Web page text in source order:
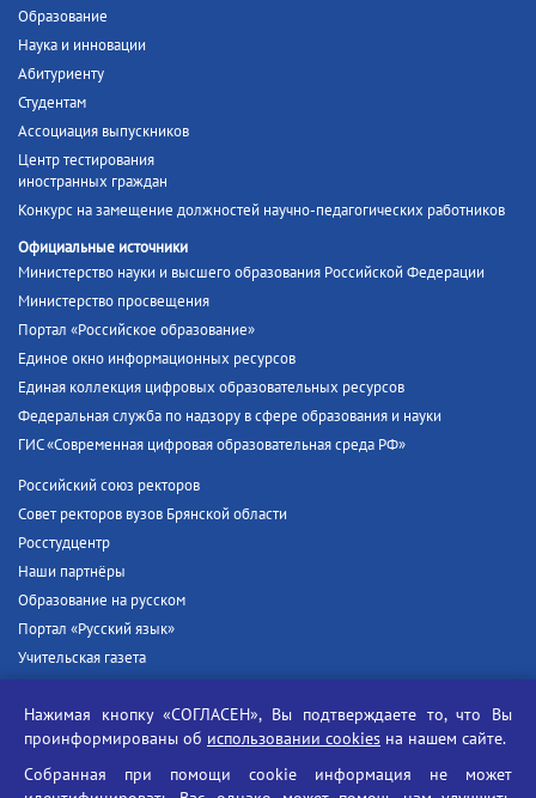
Образование
Наука и инновации
Абитуриенту
Студентам
Ассоциация выпускников
Центр тестирования
иностранных граждан
Конкурс на замещение должностей научно-педагогических работников
Официальные источники
Министерство науки и высшего образования Российской Федерации
Министерство просвещения
Портал «Российское образование»
Единое окно информационных ресурсов
Единая коллекция цифровых образовательных ресурсов
Федеральная служба по надзору в сфере образования и науки
ГИС «Современная цифровая образовательная среда РФ»
Российский союз ректоров
Совет ректоров вузов Брянской области
Росстудцентр
Наши партнёры
Образование на русском
Портал «Русский язык»
Учительская газета
Единый портал государственных услуг
Противодействие угрозам информационной безопасности
Нажимая кнопку «СОГЛАСЕН», Вы подтверждаете то, что Вы
проинформированы об использовании cookies на нашем сайте.
Собранная при помощи cookie информация не может